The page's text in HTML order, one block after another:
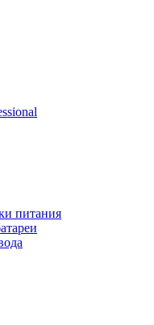
питания